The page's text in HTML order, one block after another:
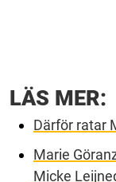
LÄS MER:
Därför ratar
Marie
Micke